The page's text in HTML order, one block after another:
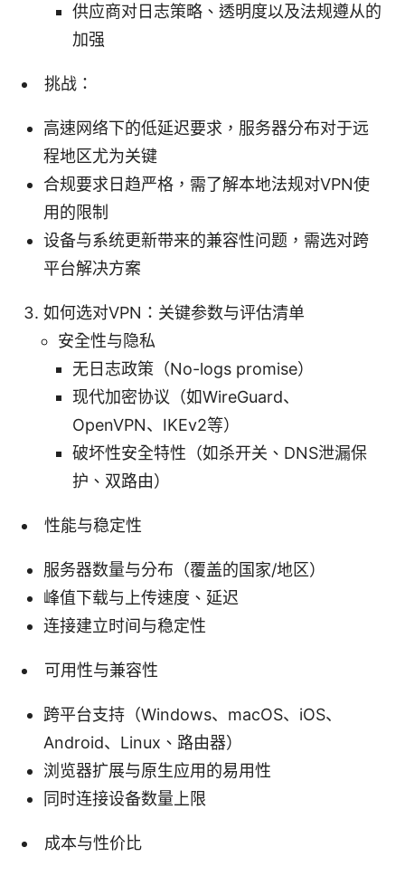
供应商对日志策略、透明度以及法规遵从的
加强
挑战：
高速网络下的低延迟要求，服务器分布对于远
程地区尤为关键
合规要求日趋严格，需了解本地法规对VPN使
用的限制
设备与系统更新带来的兼容性问题，需选对跨
平台解决方案
如何选对VPN：关键参数与评估清单
安全性与隐私
无日志政策（No-logs promise）
现代加密协议（如WireGuard、
OpenVPN、IKEv2等）
破坏性安全特性（如杀开关、DNS泄漏保
护、双路由）
性能与稳定性
服务器数量与分布（覆盖的国家/地区）
峰值下载与上传速度、延迟
连接建立时间与稳定性
可用性与兼容性
跨平台支持（Windows、macOS、iOS、
Android、Linux、路由器）
浏览器扩展与原生应用的易用性
同时连接设备数量上限
成本与性价比